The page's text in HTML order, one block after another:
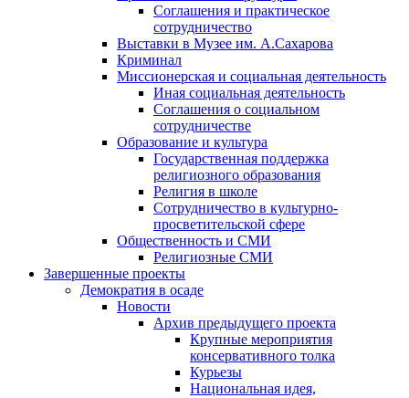
Соглашения и практическое
сотрудничество
Выставки в Музее им. А.Сахарова
Криминал
Миссионерская и социальная деятельность
Иная социальная деятельность
Соглашения о социальном
сотрудничестве
Образование и культура
Государственная поддержка
религиозного образования
Религия в школе
Сотрудничество в культурно-
просветительской сфере
Общественность и СМИ
Религиозные СМИ
Завершенные проекты
Демократия в осаде
Новости
Архив предыдущего проекта
Крупные мероприятия
консервативного толка
Курьезы
Национальная идея,